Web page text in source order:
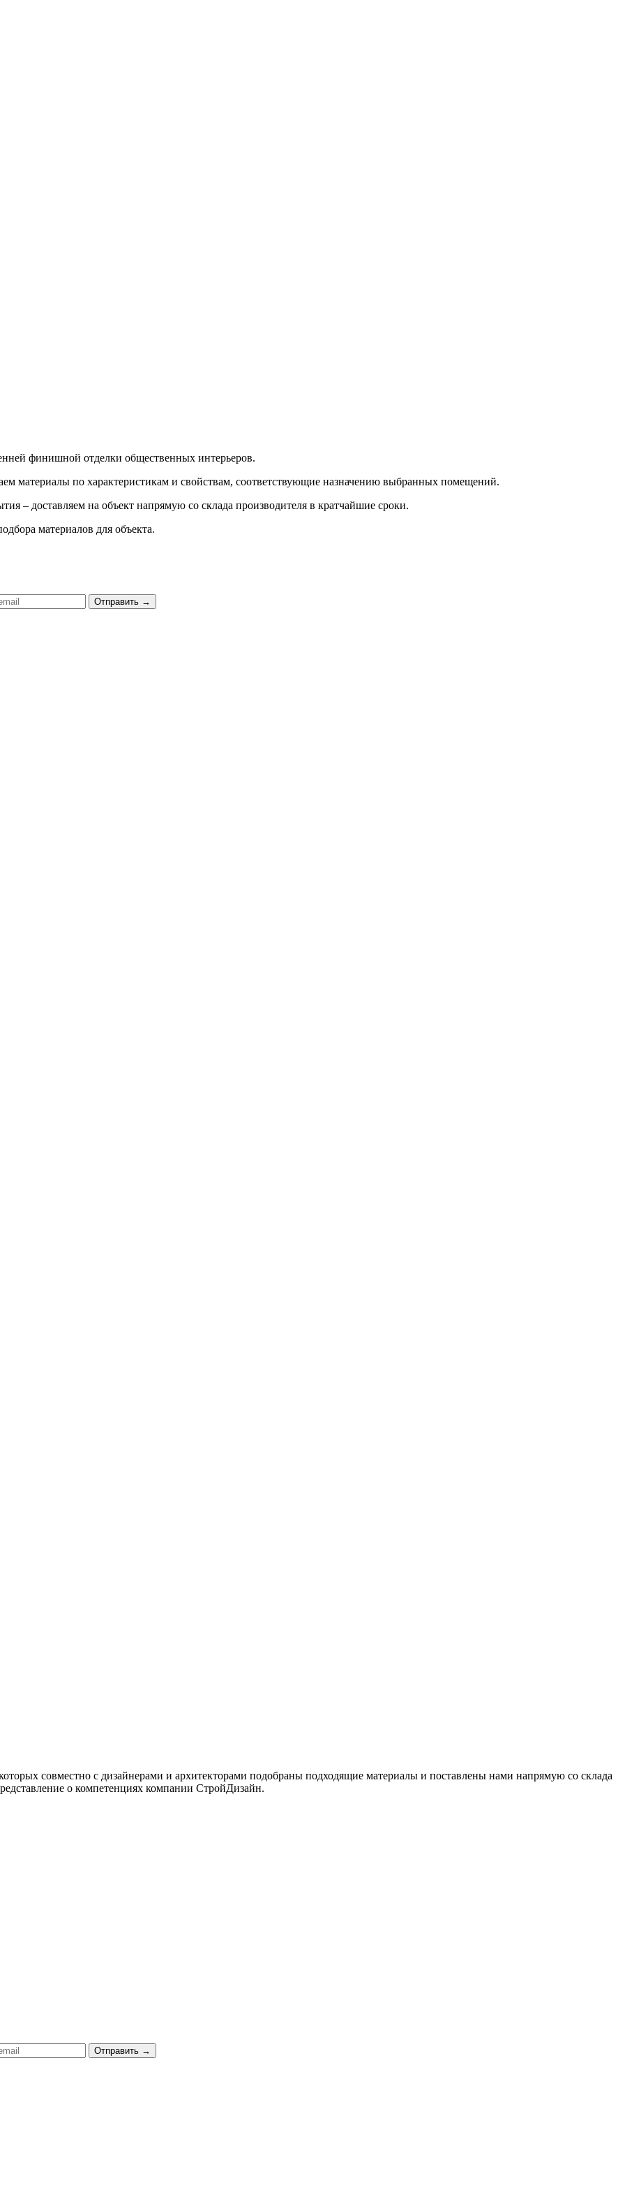
финишной отделки общественных интерьеров.
материалы по характеристикам и свойствам, соответствующие назначению выбранных помещений.
– доставляем на объект напрямую со склада производителя в кратчайшие сроки.
материалов для объекта.
Отправить →
совместно с дизайнерами и архитекторами подобраны подходящие материалы и поставлены нами напрямую со склада
о компетенциях компании СтройДизайн.
Отправить →